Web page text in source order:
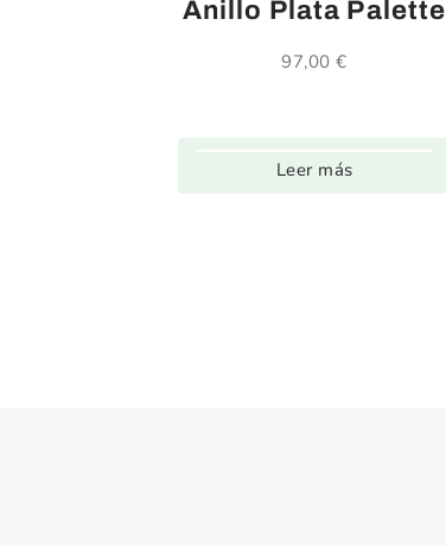
Anillo Plata Palette
97,00€
Leer más